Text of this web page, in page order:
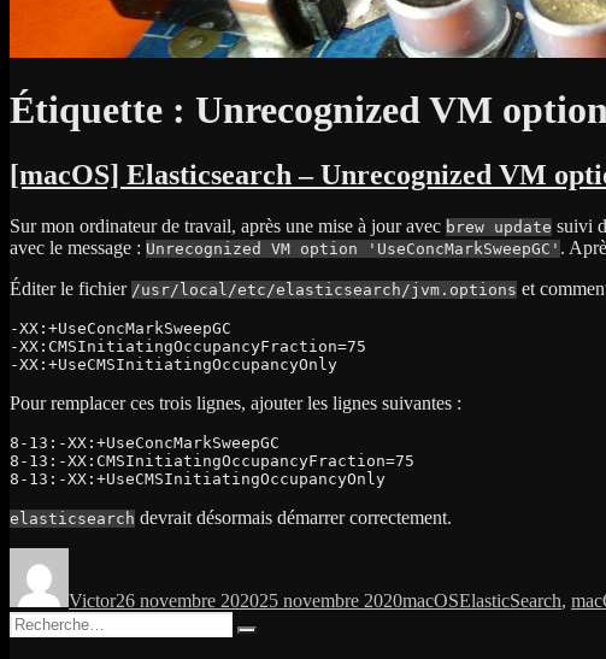
Étiquette : Unrecognized VM
[macOS] Elasticsearch – Unrecognized VM
Sur mon ordinateur de travail, après une mise à jour avec brew update suivi
avec le message : Unrecognized VM option 'UseConcMarkSweepGC' .
Éditer le fichier /usr/local/etc/elasticsearch/jvm.options et
-XX:+UseConcMarkSweepGC
-XX:CMSInitiatingOccupancyFraction=75
-XX:+UseCMSInitiatingOccupancyOnly
Pour remplacer ces trois lignes, ajouter les lignes suivantes :
8-13:-XX:+UseConcMarkSweepGC
8-13:-XX:CMSInitiatingOccupancyFraction=75
8-13:-XX:+UseCMSInitiatingOccupancyOnly
elasticsearch devrait désormais démarrer correctement.
Victor26 novembre 202025 novembre 2020macOSElasticSearch,
Recherche
pour :